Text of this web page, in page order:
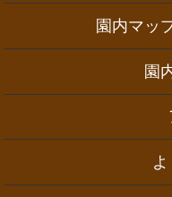
園内マッ
園